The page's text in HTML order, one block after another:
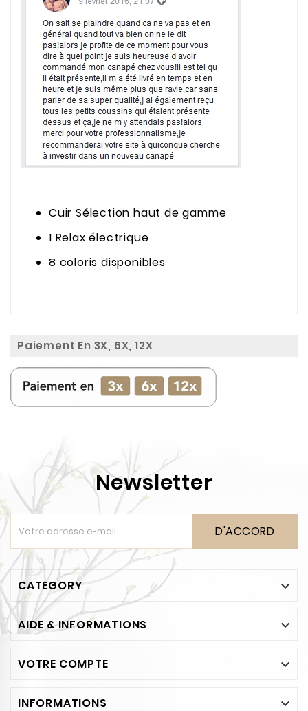
Cuir Sélection haut de gamme
1 Relax électrique
8 coloris disponibles
Paiement En 3X, 6X, 12X
Newsletter
D'ACCORD
CATEGORY 
AIDE & INFORMATIONS 
VOTRE COMPTE 
INFORMATIONS 